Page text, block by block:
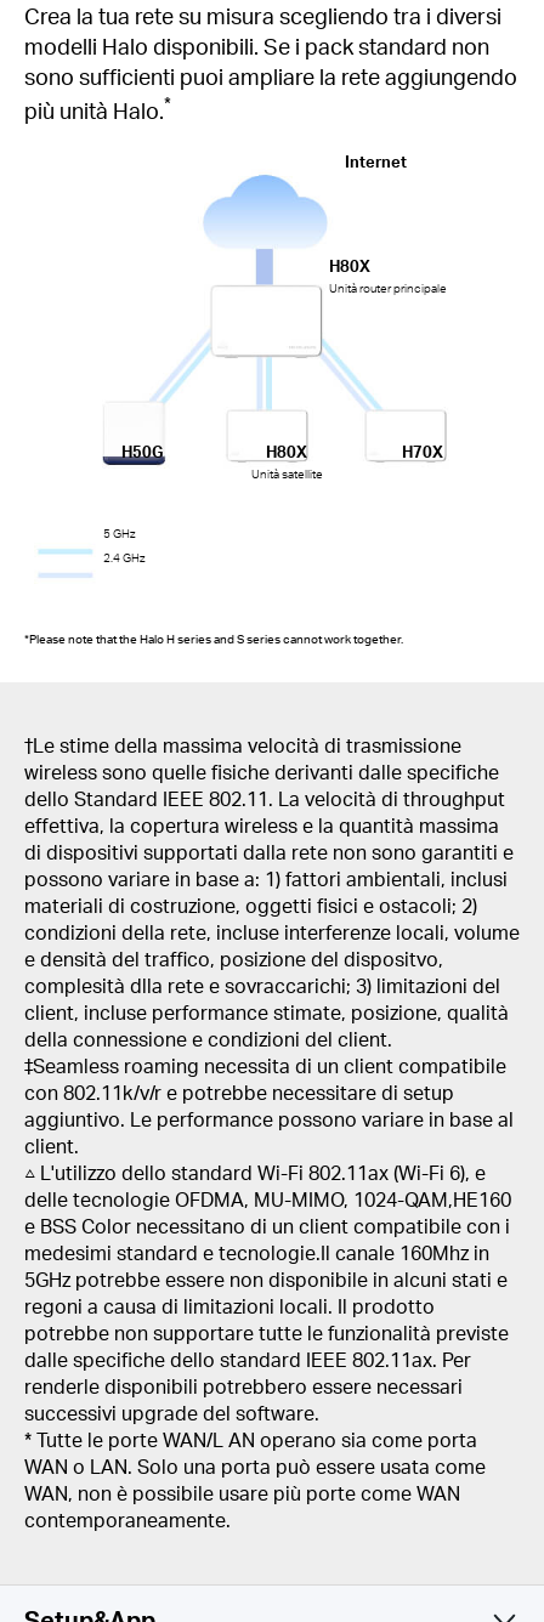
Crea la tua rete su misura scegliendo tra i diversi
modelli Halo disponibili. Se i pack standard non
sono sufficienti puoi ampliare la rete aggiungendo
più unità Halo.*
*Please note that the Halo H series and S series cannot work together.
Internet
H80X
Unità router principale
H80X
Unità satellite
H70X
H50G
5 GHz
2.4 GHz
†Le stime della massima velocità di trasmissione
wireless sono quelle fisiche derivanti dalle specifiche
dello Standard IEEE 802.11. La velocità di throughput
effettiva, la copertura wireless e la quantità massima
di dispositivi supportati dalla rete non sono garantiti e
possono variare in base a: 1) fattori ambientali, inclusi
materiali di costruzione, oggetti fisici e ostacoli; 2)
condizioni della rete, incluse interferenze locali, volume
e densità del traffico, posizione del dispositvo,
complesità dlla rete e sovraccarichi; 3) limitazioni del
client, incluse performance stimate, posizione, qualità
della connessione e condizioni del client.
‡Seamless roaming necessita di un client compatibile
con 802.11k/v/r e potrebbe necessitare di setup
aggiuntivo. Le performance possono variare in base al
client.
△ L'utilizzo dello standard Wi-Fi 802.11ax (Wi-Fi 6), e
delle tecnologie OFDMA, MU-MIMO, 1024-QAM,HE160
e BSS Color necessitano di un client compatibile con i
medesimi standard e tecnologie.Il canale 160Mhz in
5GHz potrebbe essere non disponibile in alcuni stati e
regoni a causa di limitazioni locali. Il prodotto
potrebbe non supportare tutte le funzionalità previste
dalle specifiche dello standard IEEE 802.11ax. Per
renderle disponibili potrebbero essere necessari
successivi upgrade del software.
* Tutte le porte WAN/L AN operano sia come porta
WAN o LAN. Solo una porta può essere usata come
WAN, non è possibile usare più porte come WAN
contemporaneamente.